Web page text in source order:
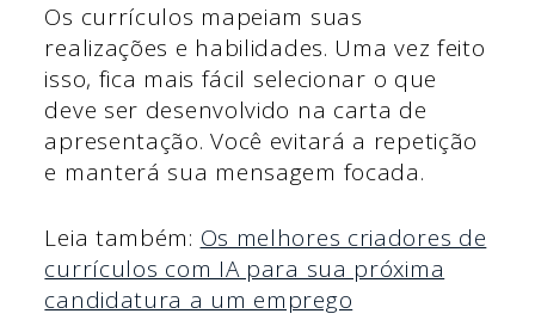
Os currículos mapeiam suas
realizações e habilidades. Uma vez feito
isso, fica mais fácil selecionar o que
deve ser desenvolvido na carta de
apresentação. Você evitará a repetição
e manterá sua mensagem focada.
Leia também: Os melhores criadores de
currículos com IA para sua próxima
candidatura a um emprego